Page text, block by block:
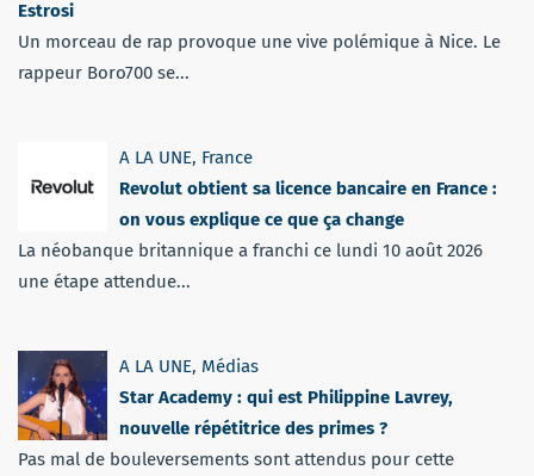
Estrosi
Un morceau de rap provoque une vive polémique à Nice. Le
rappeur Boro700 se...
A LA UNE, France
Revolut obtient sa licence bancaire en France :
on vous explique ce que ça change
La néobanque britannique a franchi ce lundi 10 août 2026
une étape attendue...
A LA UNE, Médias
Star Academy : qui est Philippine Lavrey,
nouvelle répétitrice des primes ?
Pas mal de bouleversements sont attendus pour cette